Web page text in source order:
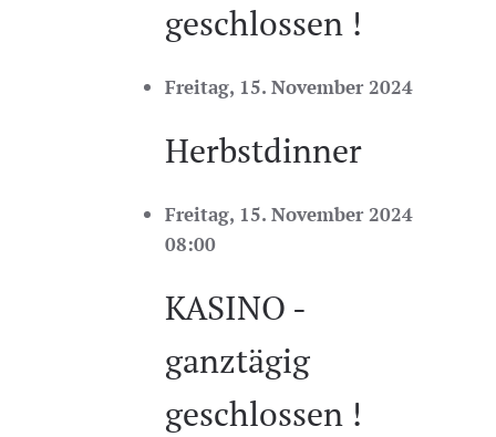
geschlossen !
Freitag, 15. November 2024
Herbstdinner
Freitag, 15. November 2024
08:00
KASINO -
ganztägig
geschlossen !